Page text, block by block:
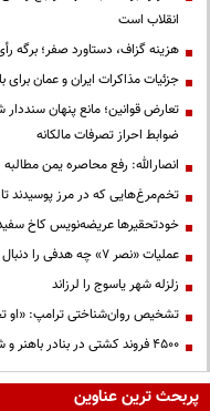
انقلاب است
هزینه گزاف، دستاورد صفر؛ برگه
جزئیات مذاکرات ایران و عمان برای
تعارض قوانین؛ مانع پنهان
ضوابط احراز تصرفات مالکانه
انصارالله: رفع محاصره یمن
تخم‌مرغ‌هایی که در مرز پوسیدند تا
خودتحقیرها عریضه‌نویس کاخ
عملیات «نصر ۷» چه هدفی را دنبال می‌کرد؟
زلزله شهر یاسوج را لرزاند
تشخیص روان‌شناختی ترامپ:
۴۵۰۰ فروند کشتی در بنادر باهنر و شرق هرمزگان پهلو گرفتند
پربحث ترین عناوین